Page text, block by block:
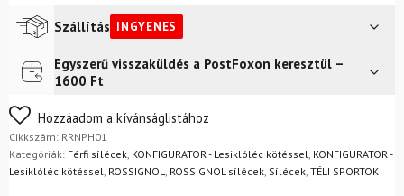
ST
12
Konect
GW
B80
kötés
Szállítás INGYENES
Futár a címreIngyenes
Egyszerű visszaküldés a PostFoxon keresztül –
1600 Ft
Nem biztos a választásában? Semmi gond – a terméket
egyszerűen visszaküldheti 14 napon belül, indoklás nélkül.
Mik a visszaküldés feltételei?
Hozzáadom a kívánságlistához
Cikkszám: RRNPH01
Kategóriák: Férfi sílécek KONFIGURATOR - Lesiklóléc kötéssel KONFIGURATOR -
Lesiklóléc kötéssel ROSSIGNOL ROSSIGNOL sílécek Sílécek TÉLI SPORTOK